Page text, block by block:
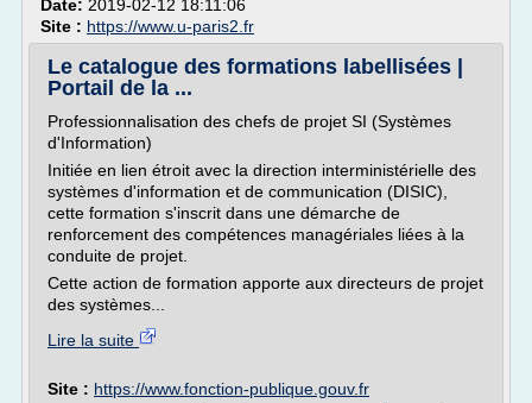
Date: 2019-02-12 18:11:06
Site : https://www.u-paris2.fr
Le catalogue des formations labellisées |
Portail de la ...
Professionnalisation des chefs de projet SI (Systèmes
d'Information)
Initiée en lien étroit avec la direction interministérielle des
systèmes d'information et de communication (DISIC),
cette formation s'inscrit dans une démarche de
renforcement des compétences managériales liées à la
conduite de projet.
Cette action de formation apporte aux directeurs de projet
des systèmes...
Lire la suite
Site : https://www.fonction-publique.gouv.fr